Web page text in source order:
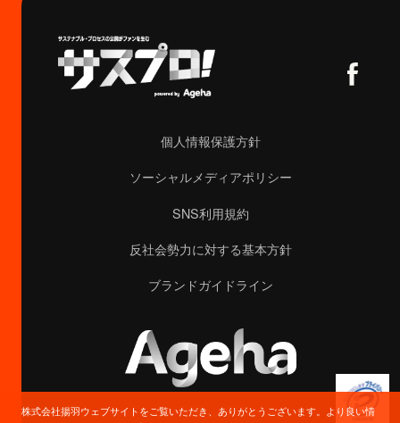
個人情報保護方針
ソーシャルメディアポリシー
SNS利用規約
反社会勢力に対する基本方針
ブランドガイドライン
株式会社揚羽ウェブサイトをご覧いただき、ありがとうございます。より良い情